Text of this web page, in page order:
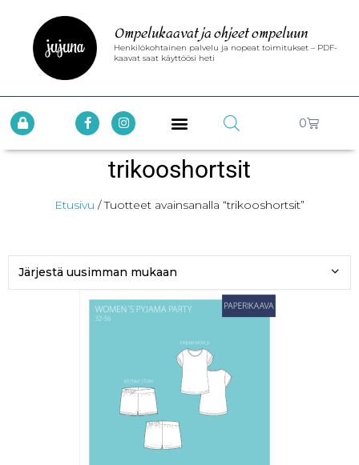
Ompelukaavat ja ohjeet ompeluun
Henkilökohtainen palvelu ja nopeat toimitukset – PDF-
kaavat saat käyttöösi heti
0
trikooshortsit
Etusivu / Tuotteet avainsanalla “trikooshortsit”